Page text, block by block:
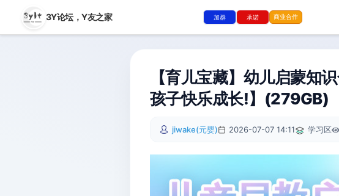
3Y论坛，Y友之家 加群 承诺 商业合作
【育儿宝藏】幼儿启蒙知
孩子快乐成长!】(279GB)
jiwake(元婴) 2026-07-07 14:11 学习区